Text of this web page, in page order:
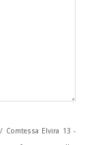
Comtessa Elvira 13 -